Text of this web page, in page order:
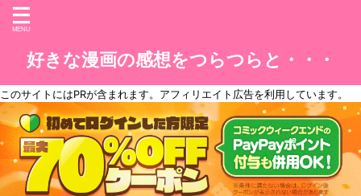
好きな漫画の感想をつらつらと・・・
このサイトにはPRが含まれます。アフィリエイト広告を利用しています。